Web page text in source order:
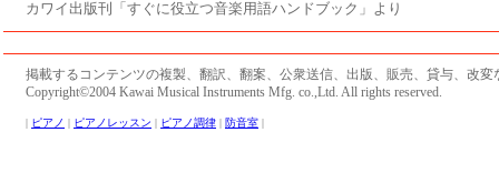
カワイ出版刊「すぐに役立つ音楽用語ハンドブック」より
掲載するコンテンツの複製、翻訳、翻案、公衆送信、出版、販売、貸与、改変
Copyright©2004 Kawai Musical Instruments Mfg. co.,Ltd. All rights reserved.
| ピアノ | ピアノレッスン | ピアノ調律 | 防音室 |